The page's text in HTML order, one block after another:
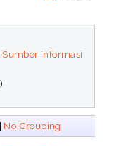
Informasi
| No Grouping